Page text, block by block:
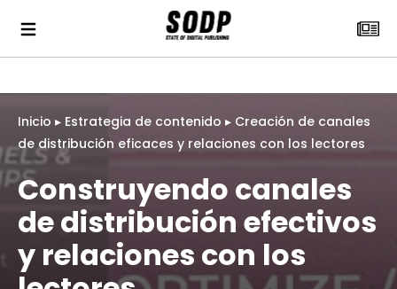
Inicio ▸ Estrategia de contenido ▸ Creación de canales
de distribución eficaces y relaciones con los lectores
Construyendo canales
de distribución efectivos
y relaciones con los